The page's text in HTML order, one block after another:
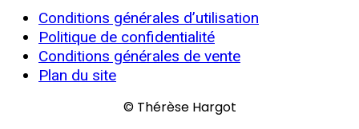
Conditions générales d’utilisation
Politique de confidentialité
Conditions générales de vente
Plan du site
© Thérèse Hargot